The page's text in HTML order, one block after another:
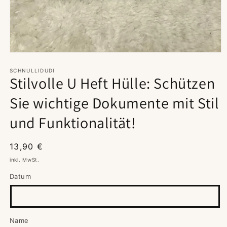
in
Modal
öffnen
SCHNULLIDUDI
Stilvolle U Heft Hülle: Schützen
Sie wichtige Dokumente mit Stil
und Funktionalität!
Normaler
Preis
13,90 €
inkl. MwSt.
Datum
Name